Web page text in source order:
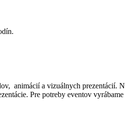
animácií a vizuálnych prezentácií.
Pre potreby eventov